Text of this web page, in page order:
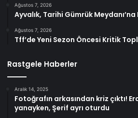
Ağustos 7, 2026
Ayvalık, Tarihi Gümrük
Ağustos 7, 2026
Tff’de Yeni Sezon Öncesi Kritik
Rastgele Haberler
Aralık 14, 2025
Fotoğrafın arkasından kriz çıktı!
yanayken, Şerif ayrı oturdu